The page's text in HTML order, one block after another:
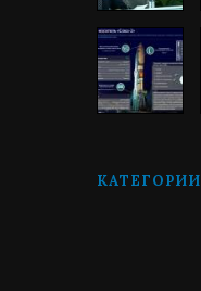
КАТЕГОРИИ